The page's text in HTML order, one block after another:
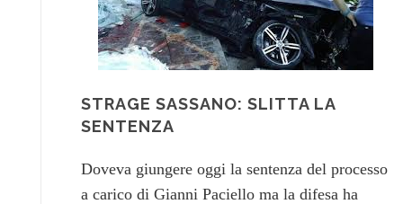
STRAGE SASSANO: SLITTA LA
SENTENZA
Doveva giungere oggi la sentenza del processo
a carico di Gianni Paciello ma la difesa ha